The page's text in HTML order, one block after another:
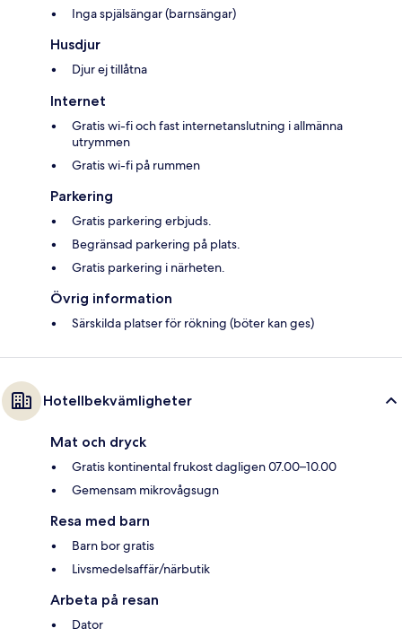
Inga spjälsängar (barnsängar)
Husdjur
Djur ej tillåtna
Internet
Gratis wi-fi och fast internetanslutning i allmänna
utrymmen
Gratis wi-fi på rummen
Parkering
Gratis parkering erbjuds.
Begränsad parkering på plats.
Gratis parkering i närheten.
Övrig information
Särskilda platser för rökning (böter kan ges)
Hotellbekvämligheter
Mat och dryck
Gratis kontinental frukost dagligen 07.00–10.00
Gemensam mikrovågsugn
Resa med barn
Barn bor gratis
Livsmedelsaffär/närbutik
Arbeta på resan
Dator